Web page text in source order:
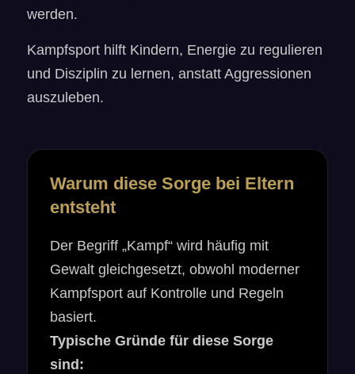
werden.
Kampfsport hilft Kindern, Energie zu regulieren
und Disziplin zu lernen, anstatt Aggressionen
auszuleben.
Warum diese Sorge bei Eltern
entsteht
Der Begriff „Kampf“ wird häufig mit
Gewalt gleichgesetzt, obwohl moderner
Kampfsport auf Kontrolle und Regeln
basiert.
Typische Gründe für diese Sorge
sind: